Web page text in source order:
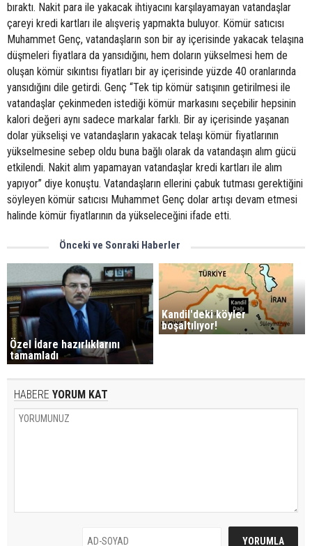
bıraktı. Nakit para ile yakacak ihtiyacını karşılayamayan vatandaşlar
çareyi kredi kartları ile alışveriş yapmakta buluyor. Kömür satıcısı
Muhammet Genç, vatandaşların son bir ay içerisinde yakacak telaşına
düşmeleri fiyatlara da yansıdığını, hem doların yükselmesi hem de
oluşan kömür sıkıntısı fiyatları bir ay içerisinde yüzde 40 oranlarında
yansıdığını dile getirdi. Genç “Tek tip kömür satışının getirilmesi ile
vatandaşlar çekinmeden istediği kömür markasını seçebilir hepsinin
kalori değeri aynı sadece markalar farklı. Bir ay içerisinde yaşanan
dolar yükselişi ve vatandaşların yakacak telaşı kömür fiyatlarının
yükselmesine sebep oldu buna bağlı olarak da vatandaşın alım gücü
etkilendi. Nakit alım yapamayan vatandaşlar kredi kartları ile alım
yapıyor” diye konuştu. Vatandaşların ellerini çabuk tutması gerektiğini
söyleyen kömür satıcısı Muhammet Genç dolar artışı devam etmesi
halinde kömür fiyatlarının da yükseleceğini ifade etti.
Önceki ve Sonraki Haberler
Özel İdare hazırlıklarını
tamamladı
Kandil'deki köyler
boşaltılıyor!
HABERE YORUM KAT